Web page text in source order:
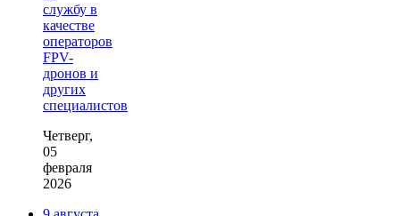
службу в
качестве
операторов
FPV-
дронов и
других
специалистов
Четверг,
05
февраля
2026